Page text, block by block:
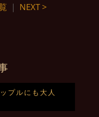
｜ NEXT >
プルにも大人